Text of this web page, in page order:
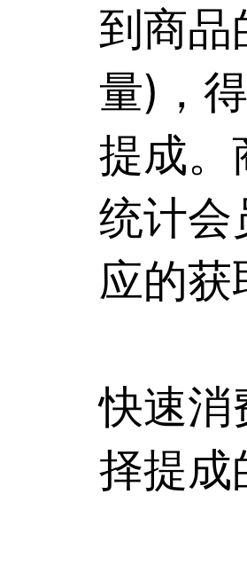
到商品
量)，
提成。
统计会
应的获
快速消
择提成